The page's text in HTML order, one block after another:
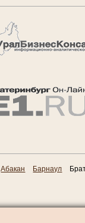
Абакан Барнаул